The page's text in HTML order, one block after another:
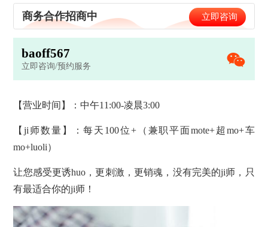
商务合作招商中 立即咨询
baoff567
立即咨询/预约服务
【营业时间】：中午11:00-凌晨3:00
【ji师数量】：每天100位+（兼职平面mote+超mo+车
mo+luoli）
让您感受更诱huo，更刺激，更销魂，没有完美的ji师，只
有最适合你的ji师！